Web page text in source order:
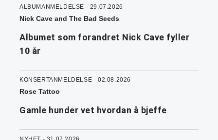
ALBUMANMELDELSE - 29.07.2026
Nick Cave and The Bad Seeds
Albumet som forandret Nick Cave fyller
10 år
KONSERTANMELDELSE - 02.08.2026
Rose Tattoo
Gamle hunder vet hvordan å bjeffe